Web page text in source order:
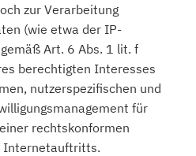
zur Verarbeitung
(wie etwa der IP-
Art. 6 Abs. 1 lit. f
berechtigten Interesses
nutzerspezifischen und
für
rechtskonformen
Internetauftritts.